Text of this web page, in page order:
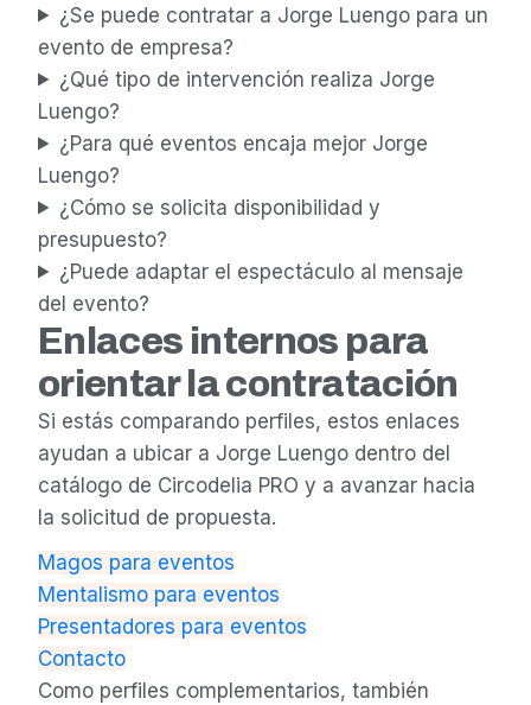
¿Se puede contratar a Jorge Luengo para un
evento de empresa?
¿Qué tipo de intervención realiza Jorge
Luengo?
¿Para qué eventos encaja mejor Jorge
Luengo?
¿Cómo se solicita disponibilidad y
presupuesto?
¿Puede adaptar el espectáculo al mensaje
del evento?
Enlaces internos para
orientar la contratación
Si estás comparando perfiles, estos enlaces
ayudan a ubicar a Jorge Luengo dentro del
catálogo de Circodelia PRO y a avanzar hacia
la solicitud de propuesta.
Magos para eventos
Mentalismo para eventos
Presentadores para eventos
Contacto
Como perfiles complementarios, también